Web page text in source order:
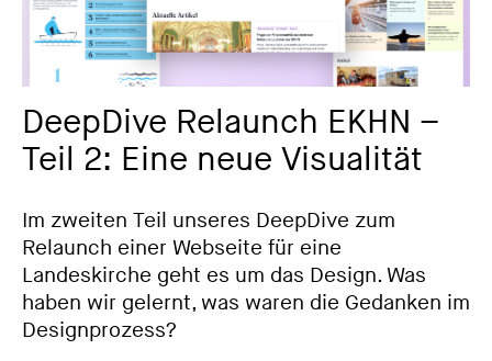
DeepDive Relaunch EKHN –
Teil 2: Eine neue Visualität
Im zweiten Teil unseres DeepDive zum
Relaunch einer Webseite für eine
Landeskirche geht es um das Design. Was
haben wir gelernt, was waren die Gedanken im
Designprozess?